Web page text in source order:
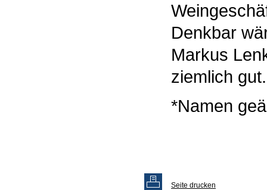
Denkbar
Markus
ziemlich gut.
*Namen
Seite drucken